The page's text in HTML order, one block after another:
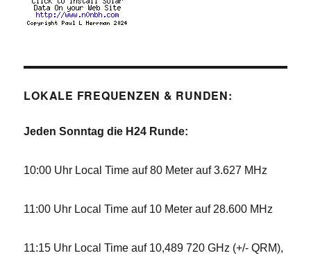
LOKALE FREQUENZEN & RUNDEN:
Jeden Sonntag die H24 Runde:
10:00 Uhr Local Time auf 80 Meter auf 3.627 MHz
11:00 Uhr Local Time auf 10 Meter auf 28.600 MHz
11:15 Uhr Local Time auf 10,489 720 GHz (+/- QRM),